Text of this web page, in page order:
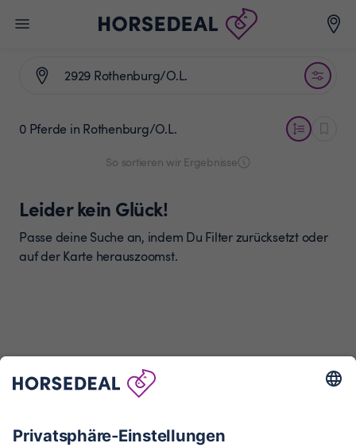
0 Pferde in Rothenburg/O.L.
So sortieren wir Ergebnisse
Leider kein Glück!
Passe deine Suche an, indem Du Filter zurücksetzt oder
auf der Karte herauszoomst.